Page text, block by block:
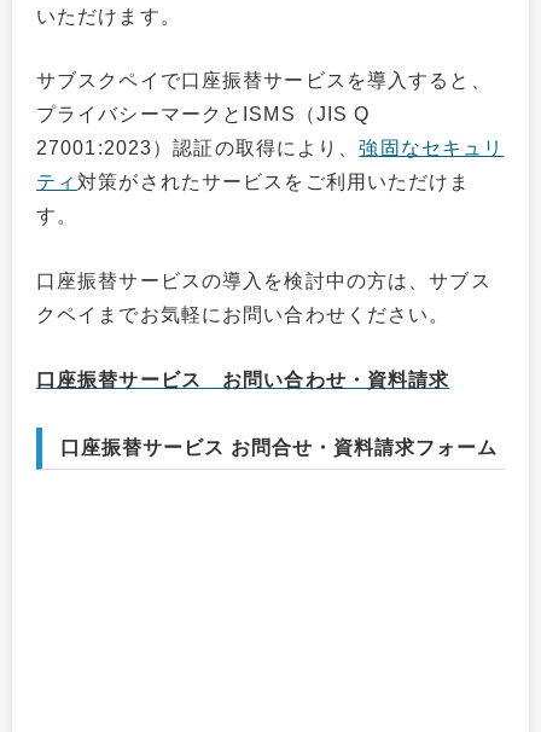
いただけます。
サブスクペイで口座振替サービスを導入すると、
プライバシーマークとISMS（JIS Q
27001:2023）認証の取得により、強固なセキュリ
ティ 対策がされたサービスをご利用いただけま
す。
口座振替サービスの導入を検討中の方は、サブス
クペイまでお気軽にお問い合わせください。
口座振替サービス お問い合わせ・資料請求
口座振替サービス お問合せ・資料請求フォーム